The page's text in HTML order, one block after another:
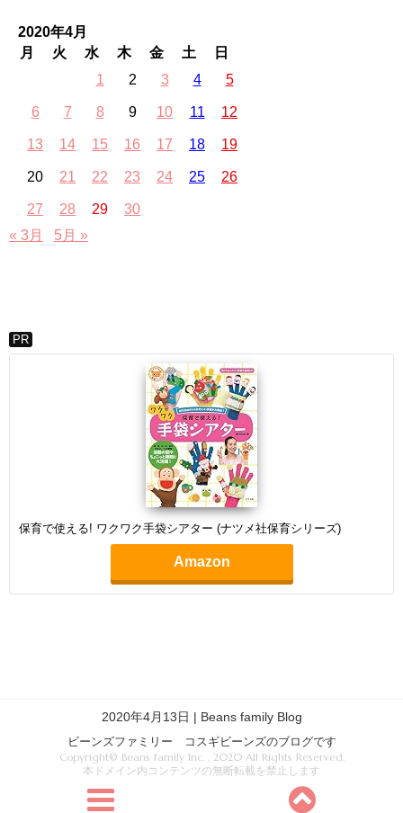
2020年4月
月
火 水 木 金 土
日
1
2 3 4 5
6 7 8 9 10 11 12
13 14 15 16 17 18 19
20 21 22 23 24 25 26
27 28 29
30
« 3月
5月 »
PR
保育で使える! ワクワク手袋シアター (ナツメ社保育シリーズ)
Amazon
2020年4月13日 | Beans family Blog
ビーンズファミリー コスギビーンズのブログです
Copyright© Beans family Inc. , 2020 All Rights Reserved.
本ドメイン内コンテンツの無断転載を禁止します